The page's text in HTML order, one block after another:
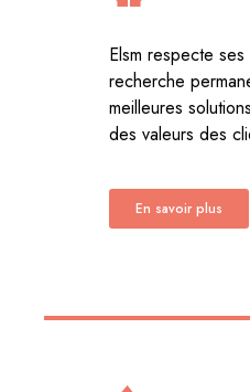
Elsm respecte
recherche
meilleures
des valeurs des
En savoir plus